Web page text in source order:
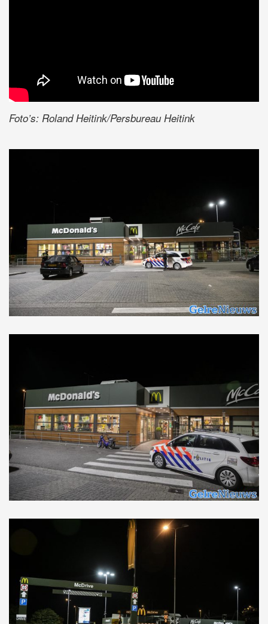
Foto’s: Roland Heitink/Persbureau Heitink